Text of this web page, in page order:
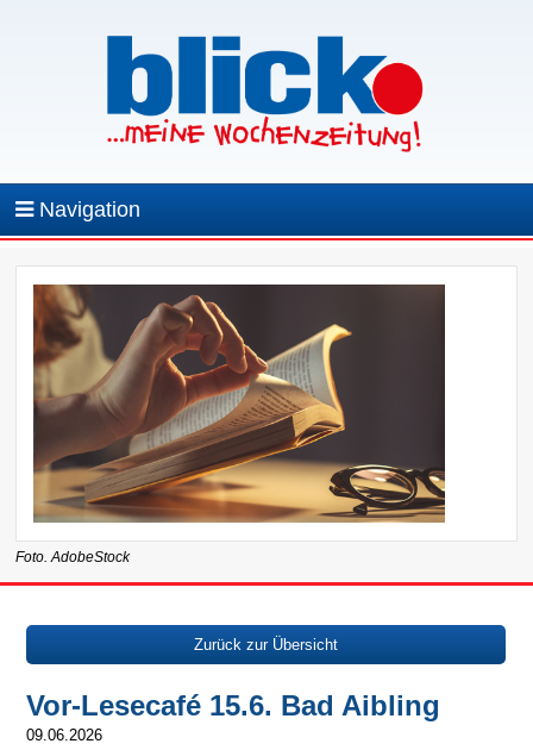
Navigation
Foto. AdobeStock
Zurück zur Übersicht
Vor-Lesecafé 15.6. Bad Aibling
09.06.2026